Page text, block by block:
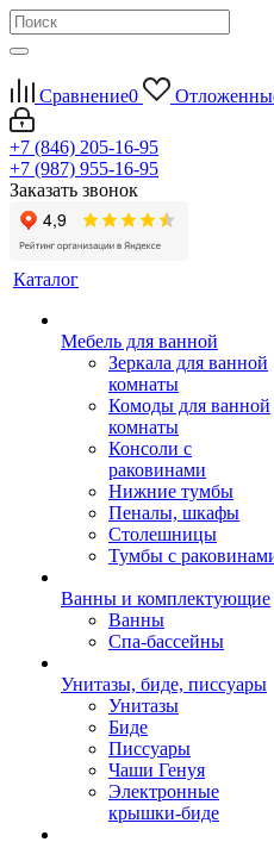
Сравнение0
+7 (846) 205-16-95
+7 (987) 955-16-95
Заказать звонок
Каталог
Мебель для ванной
Зеркала для ванной
комнаты
Комоды для ванной
комнаты
Консоли с
раковинами
Нижние тумбы
Пеналы, шкафы
Столешницы
Тумбы с
Ванны и комплектующие
Ванны
Спа-бассейны
Унитазы, биде, писсуары
Унитазы
Биде
Писсуары
Чаши Генуя
Электронные
крышки-биде